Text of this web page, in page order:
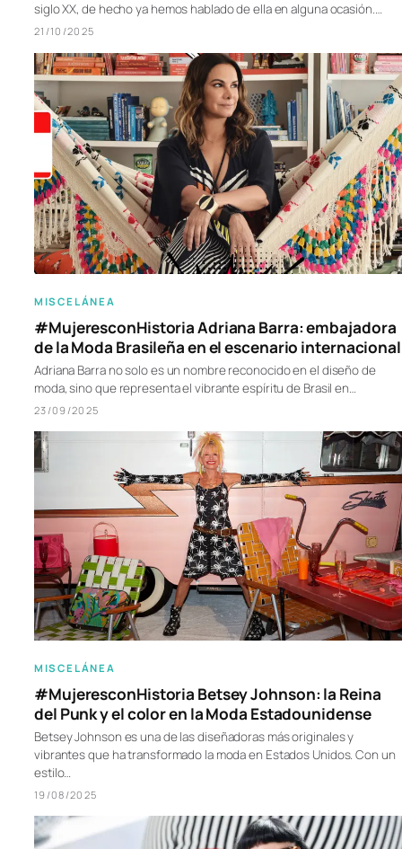
siglo XX, de hecho ya hemos hablado de ella en alguna ocasión.…
21/10/2025
MISCELÁNEA
#MujeresconHistoria Adriana Barra: embajadora
de la Moda Brasileña en el escenario internacional
Adriana Barra no solo es un nombre reconocido en el diseño de
moda, sino que representa el vibrante espíritu de Brasil en…
23/09/2025
MISCELÁNEA
#MujeresconHistoria Betsey Johnson: la Reina
del Punk y el color en la Moda Estadounidense
Betsey Johnson es una de las diseñadoras más originales y
vibrantes que ha transformado la moda en Estados Unidos. Con un
estilo…
19/08/2025